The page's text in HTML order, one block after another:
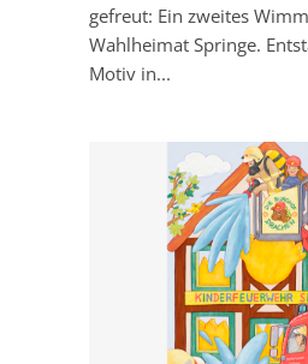
gefreut: Ein zweites
Wahlheimat Springe.
Motiv in...